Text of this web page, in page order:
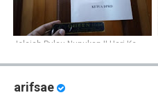
Jelajah Pulau Nunukan || Hari Ke-
arifsae